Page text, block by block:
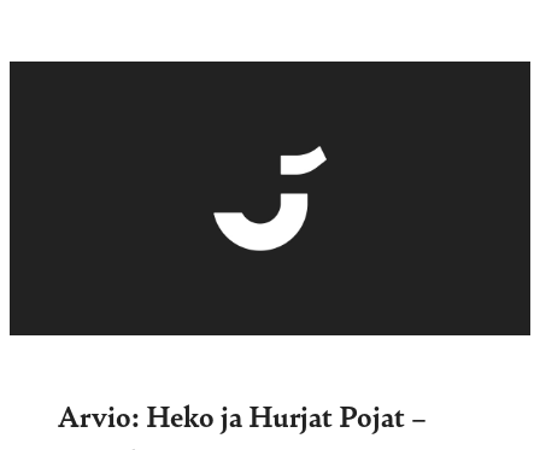
Arvio: Heko ja Hurjat Pojat –